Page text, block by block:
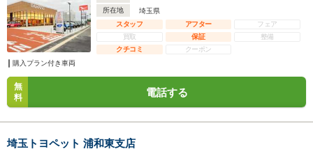
所在地
埼玉県
スタッフ
アフター
フェア
買取
保証
整備
クチコミ
クーポン
購入プラン付き車両
無
料
電話する
埼玉トヨペット 浦和東支店